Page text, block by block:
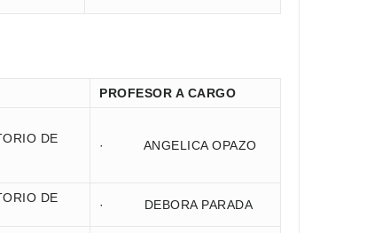
PROFESOR A CARGO
DE
· ANGELICA OPAZO
DE
· DEBORA PARADA